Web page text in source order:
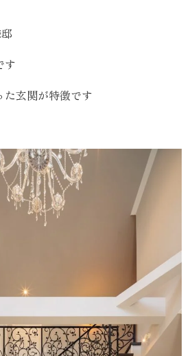
す
玄関が特徴です